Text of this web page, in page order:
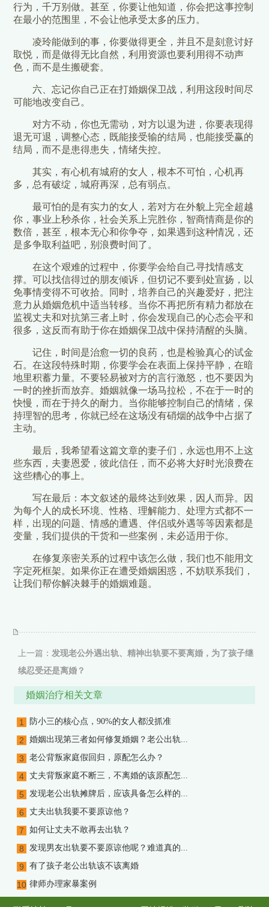
行为，千万别做。甚至，你要让他知道，你会把这事控制
在最小的范围里，不会让他承受太多的压力。
凌玲能做到的事，你要做得更全，并且不是刻意讨好
取悦，而是做得无比自然，利用资源也要利用得不动声
色，而不是生搬硬套。
六、忘记你自己正在打婚姻保卫战，利用这段时间尽
可能地改变自己。
对方不动，你也无需动，对方以退为进，你要表现得
退无可退，调整心态，既能接受输的结局，也能接受赢的
结局，而不是患得患失，情绪失控。
其实，有心机有城府的女人，根本不可怕，心机再
多，总有破绽，城府再深，总有弱点。
最可怕的是有实力的女人，若对方在外貌上完全超越
你，事业上秒杀你，社会关系上完胜你，智商情商是你的
数倍，甚至，根本无心和你争夺，如果遇到这种情况，还
是多争取利益吧，别浪费时间了。
在这个艰难的过程中，你要学会给自己寻找情感支
撑。可以找信得过的朋友倾诉，但切记不要到处宣扬，以
免事情变得不可收拾。同时，培养自己的兴趣爱好，把注
意力从婚姻危机中适当转移。当你不再把所有精力都放在
监视丈夫和对抗第三者上时，你会发现自己的心态会平和
很多，这反而有助于你在婚姻保卫战中保持清醒的头脑。
记住，时间是治愈一切的良药，也是检验真心的试金
石。在这段特殊时期，你要学会在表面上保持平静，在暗
地里积蓄力量。不要轻易被对方的言行激怒，也不要因为
一时的挫折而放弃。婚姻就像一场马拉松，不在于一时的
快慢，而在于持久的耐力。当你能够控制自己的情绪，保
持理智的思考，你就已经在这场没有硝烟的战争中占据了
主动。
最后，我希望看这篇文章的妻子们，永远也用不上这
些东西，夫妻恩爱，彼此信任，而不必将大好时光浪费在
这些糟心的事上。
写在最后：本文叙述的最终达到效果，因人而异。因
为每个人的成长环境、性格、理解能力、处理方式都不一
样，出现的问题、情感的遭遇、伴侣或外遇等等因素都是
变量，我们提供的干货和一些案例，未必适用于你。
在修复亲密关系的过程中该怎么做，我们也不能用文
字定死框架。如果你正在遭受婚姻困惑，不妨联系我们，
让我们帮你解决棘手的婚姻难题。
上一篇： 发现老公外遇出轨、精神出轨要不要离婚，为了孩子继
续忍受还是离婚？
当遭遇老公出轨，自己又不想离婚时，该怎样挽救自己
婚姻治疗相关文章
1 防小三的核心点，90%的女人都没抓准
2 婚姻出现第三者如何修复婚姻？老公出轨...
3 老公背叛家庭假回归，原配怎么办？
4 丈夫背叛家庭不断三，不离婚的该原配怎...
5 发现老公出轨摊牌后，应该具备怎么样的...
6 丈夫出轨我要不要原谅他？
7 如何让丈夫不敢再去出轨？
8 发现男友出轨要不要原谅他呢？难道真的...
9 有了孩子老公出轨该不该离婚
10 律师办理家暴案例